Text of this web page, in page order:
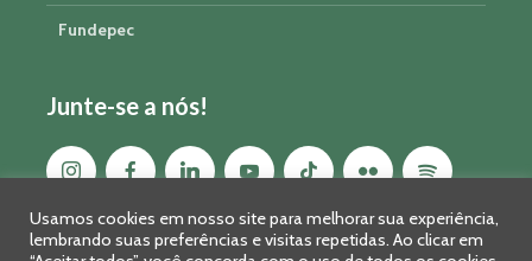
Fundepec
Junte-se a nós!
Usamos cookies em nosso site para melhorar sua experiência,
lembrando suas preferências e visitas repetidas. Ao clicar em